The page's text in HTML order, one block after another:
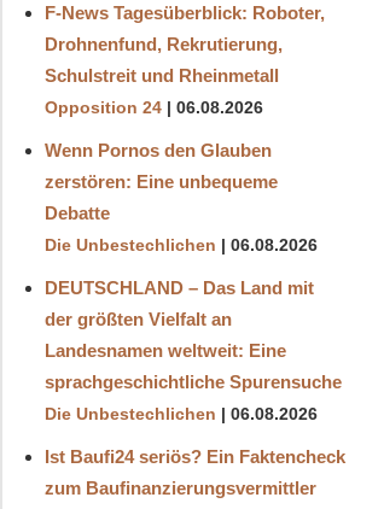
F-News Tagesüberblick: Roboter,
Drohnenfund, Rekrutierung,
Schulstreit und Rheinmetall
Opposition 24 06.08.2026
Wenn Pornos den Glauben
zerstören: Eine unbequeme
Debatte
Die Unbestechlichen 06.08.2026
DEUTSCHLAND – Das Land mit
der größten Vielfalt an
Landesnamen weltweit: Eine
sprachgeschichtliche Spurensuche
Die Unbestechlichen 06.08.2026
Ist Baufi24 seriös? Ein Faktencheck
zum Baufinanzierungsvermittler